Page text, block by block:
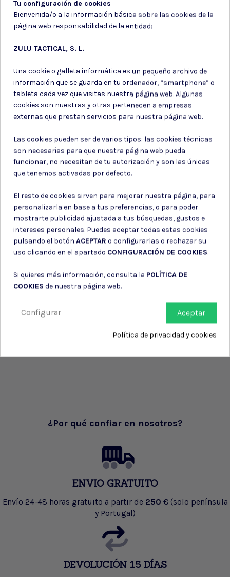
Suscríbete a nuestro boletín
Puede darse de baja en cualquier momento. Para ello, consulte nuestra
Consiento el uso de mis datos para los fines indicados en la
Política de privacidad
Consiento el uso de mis datos personales para recibir publicidad
de su entidad.
¿Por qué confiar en nosotros?
ENVIO GRATUITO
Envío 24-48 horas gratuito a partir de 250 € (solo península
y Portugal)
DEVOLUCIÓN 15 DÍAS
Tu configuración de cookies
Bienvenida/o a la información básica sobre las cookies de la
página web responsabilidad de la entidad:
ZULU TACTICAL, S. L.
Una cookie o galleta informática es un pequeño archivo de
información que se guarda en tu ordenador, “smartphone” o
tableta cada vez que visitas nuestra página web. Algunas
cookies son nuestras y otras pertenecen a empresas
externas que prestan servicios para nuestra página web.
Las cookies pueden ser de varios tipos: las cookies técnicas
son necesarias para que nuestra página web pueda
funcionar, no necesitan de tu autorización y son las únicas
que tenemos activadas por defecto.
El resto de cookies sirven para mejorar nuestra página, para
personalizarla en base a tus preferencias, o para poder
mostrarte publicidad ajustada a tus búsquedas, gustos e
intereses personales. Puedes aceptar todas estas cookies
pulsando el botón ACEPTAR o configurarlas o rechazar su
uso clicando en el apartado CONFIGURACIÓN DE COOKIES.
Si quieres más información, consulta la POLÍTICA DE
COOKIES de nuestra página web.
Aceptar
Configurar
Política de privacidad y cookies